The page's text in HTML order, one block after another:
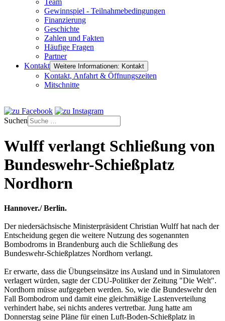
Team
Gewinnspiel - Teilnahmebedingungen
Finanzierung
Geschichte
Zahlen und Fakten
Häufige Fragen
Partner
Kontakt Weitere Informationen: Kontakt
Kontakt, Anfahrt & Öffnungszeiten
Mitschnitte
Suchen
Wulff verlangt Schließung von
Bundeswehr-Schießplatz
Nordhorn
Hannover./ Berlin.
Der niedersächsische Ministerpräsident Christian Wulff hat nach der
Entscheidung gegen die weitere Nutzung des sogenannten
Bombodroms in Brandenburg auch die Schließung des
Bundeswehr-Schießplatzes Nordhorn verlangt.
Er erwarte, dass die Übungseinsätze ins Ausland und in Simulatoren
verlagert würden, sagte der CDU-Politiker der Zeitung "Die Welt".
Nordhorn müsse aufgegeben werden. So, wie die Bundeswehr den
Fall Bombodrom und damit eine gleichmäßige Lastenverteilung
verhindert habe, sei nichts anderes vertretbar. Jung hatte am
Donnerstag seine Pläne für einen Luft-Boden-Schießplatz in